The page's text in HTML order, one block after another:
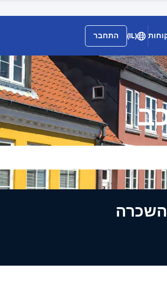
(IL) התחבר
להשכרה